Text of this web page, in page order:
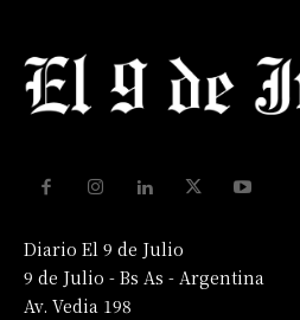
Diario El 9 de Julio
9 de Julio - Bs As - Argentina
Av. Vedia 198